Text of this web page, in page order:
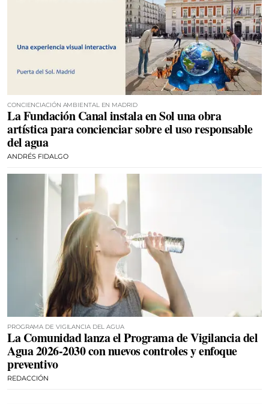
CONCIENCIACIÓN AMBIENTAL EN MADRID
La Fundación Canal instala en Sol una obra
artística para concienciar sobre el uso responsable
del agua
ANDRÉS FIDALGO
PROGRAMA DE VIGILANCIA DEL AGUA
La Comunidad lanza el Programa de Vigilancia del
Agua 2026-2030 con nuevos controles y enfoque
preventivo
REDACCIÓN